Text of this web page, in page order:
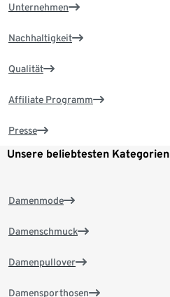
Unternehmen
Nachhaltigkeit
Qualität
Affiliate Programm
Presse
Unsere beliebtesten Kategorien
Damenmode
Damenschmuck
Damenpullover
Damensporthosen